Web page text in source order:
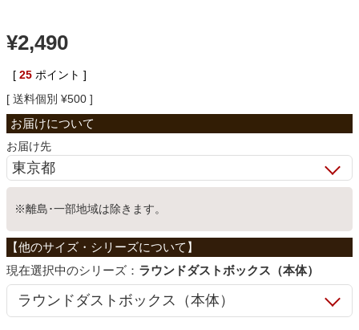
ベッド
収納家具
学習机
ホームオフィス
こたつ
¥2,490
[ 25 ポイント ]
送料個別 ¥500
お届け先
※離島･一部地域は除きます。
シリーズ： ラウンドダストボックス（本体）